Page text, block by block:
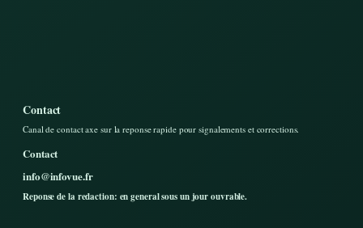
Contact
Canal de contact axe sur la reponse rapide pour signalements et corrections.
Contact
info@infovue.fr
Reponse de la redaction: en general sous un jour ouvrable.